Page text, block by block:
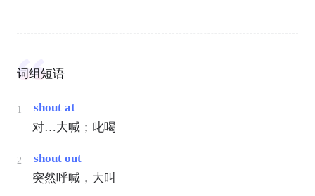
词组短语
1
shout at
对…大喊；叱喝
2
shout out
突然呼喊，大叫